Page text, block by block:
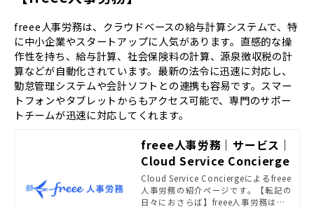
freee人事労務は、クラウドベースの給与計算システムで、特
に中小企業やスタートアップに人気があります。直感的な操
作性を持ち、給与計算、社会保険料の計算、源泉徴収税の計
算などが自動化されています。最新の法令に迅速に対応し、
勤怠管理システムや会計ソフトとの連携も容易です。スマー
トフォンやタブレットからもアクセス可能で、専門のサポー
トチームが迅速に対応してくれます。
freee人事労務｜サービス｜
Cloud Service Concierge
Cloud Service Conciergeによるfreee
人事労務の紹介ページです。【転記の
日々におさらば】freee人事労務は、